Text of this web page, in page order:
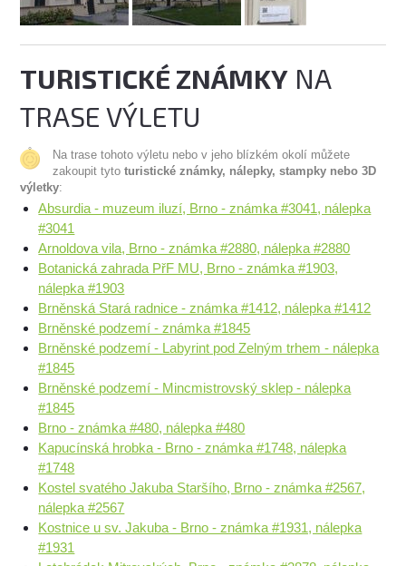
TURISTICKÉ ZNÁMKY NA
TRASE VÝLETU
Na trase tohoto výletu nebo v jeho blízkém okolí můžete
zakoupit tytoturistické známky, nálepky, stampky nebo 3D
výletky:
Absurdia - muzeum iluzí, Brno - známka #3041, nálepka
#3041
Arnoldova vila, Brno - známka #2880, nálepka #2880
Botanická zahrada PřF MU, Brno - známka #1903,
nálepka #1903
Brněnská Stará radnice - známka #1412, nálepka #1412
Brněnské podzemí - známka #1845
Brněnské podzemí - Labyrint pod Zelným trhem - nálepka
#1845
Brněnské podzemí - Mincmistrovský sklep - nálepka
#1845
Brno - známka #480, nálepka #480
Kapucínská hrobka - Brno - známka #1748, nálepka
#1748
Kostel svatého Jakuba Staršího, Brno - známka #2567,
nálepka #2567
Kostnice u sv. Jakuba - Brno - známka #1931, nálepka
#1931